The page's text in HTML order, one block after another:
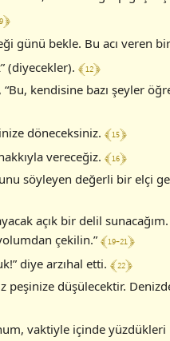
﴾
günü bekle. Bu acı veren bir
(diyecekler). ﴾ 12 ﴿
kendisine bazı şeyler
döneceksiniz. ﴾ 15 ﴿
vereceğiz. ﴾ 16 ﴿
söyleyen değerli bir elçi
açık bir delil
çekilin.”﴾ 19-21 ﴿
diye arzıhal etti. ﴾ 22 ﴿
peşinize düşülecektir.
vaktiyle içinde yüzdükleri